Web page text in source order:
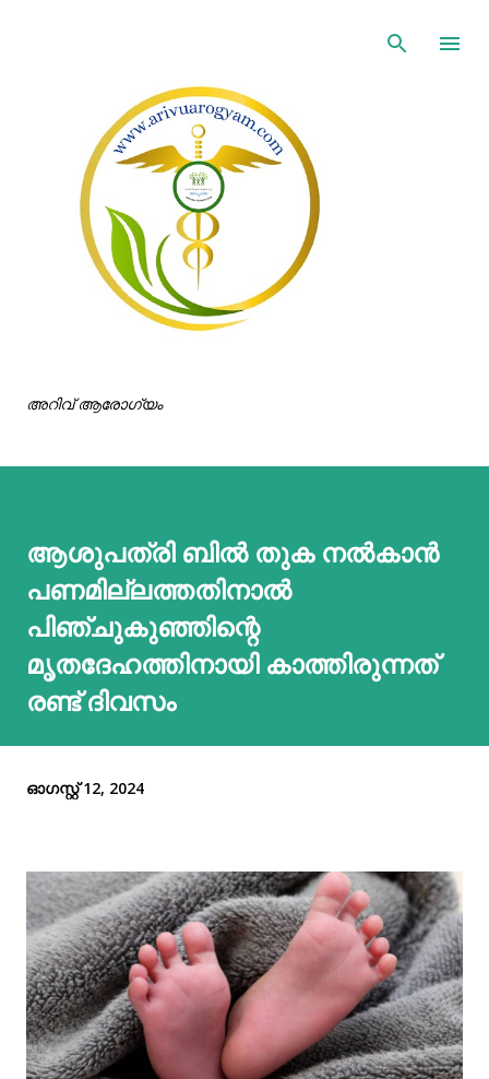
അറിവ് ആരോഗ്യം
ആശുപത്രി ബിൽ തുക നൽകാൻ
പണമില്ലത്തതിനാൽ
പിഞ്ചുകുഞ്ഞിന്റെ
മൃതദേഹത്തിനായി കാത്തിരുന്നത്
രണ്ട് ദിവസം
ഓഗസ്റ്റ് 12, 2024